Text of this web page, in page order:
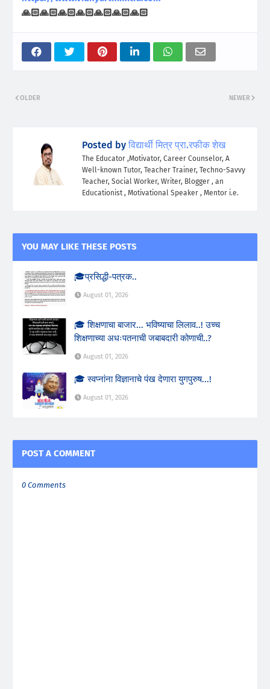
🙏🏻🙏🏻🙏🏻🙏🏻🙏🏻🙏🏻🙏🏻
NEWER
OLDER
Posted by विद्यार्थी मित्र प्रा.रफीक शेख
The Educator ,Motivator, Career Counselor, A
Well-known Tutor, Teacher Trainer, Techno-Savvy
Teacher, Social Worker, Writer, Blogger , an
Educationist , Motivational Speaker , Mentor i.e.
YOU MAY LIKE THESE POSTS
🎓प्रसिद्धी-पत्रक..
August 01, 2026
🎓 शिक्षणाचा बाजार... भविष्याचा लिलाव..! उच्च
शिक्षणाच्या अधःपतनाची जबाबदारी कोणाची..?
August 01, 2026
🎓 स्वप्नांना विज्ञानाचे पंख देणारा युगपुरुष...!
August 01, 2026
POST A COMMENT
0 Comments